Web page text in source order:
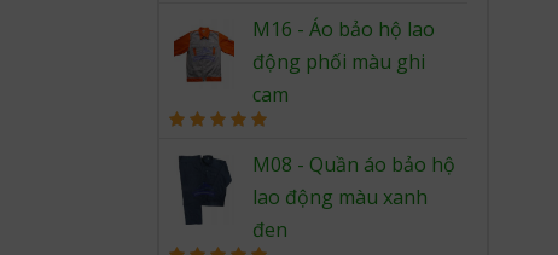
out of 5
M16 - Áo bảo hộ lao
động phối màu ghi
cam
out of 5
M08 - Quần áo bảo hộ
lao động màu xanh
đen